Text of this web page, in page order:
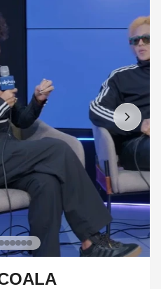
DEVE